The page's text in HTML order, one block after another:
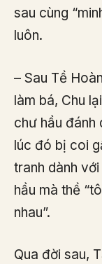
sau cùng
luôn.
– Sau Tề
làm bá, Chu
chư hầu đánh
lúc đó bị coi
tranh dành
hầu mà thề
nhau”.
Qua đời sau,